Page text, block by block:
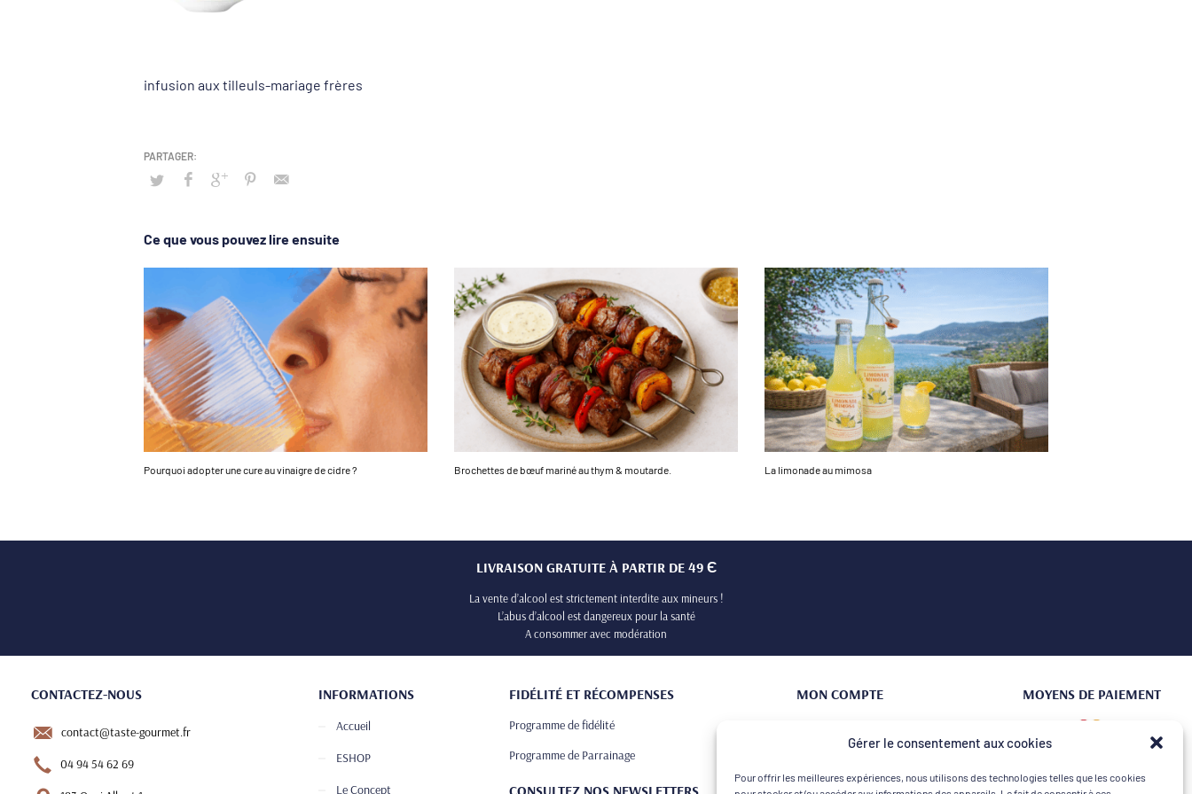
Gérer le consentement aux cookies
Pour offrir les meilleures expériences, nous utilisons des technologies telles que les cookies
infusion aux tilleuls-mariage frères
Ce que vous pouvez lire ensuite
Pourquoi adopter une cure au vinaigre de cidre ? Brochettes de bœuf mariné au thym & moutarde. La limonade au mimosa
LIVRAISON GRATUITE À PARTIR DE 49 Є
La vente d’alcool est strictement interdite aux mineurs !
L’abus d’alcool est dangereux pour la santé
A consommer avec modération
CONTACTEZ-NOUS
contact@taste-gourmet.fr
04 94 54 62 69
INFORMATIONS
Accueil
ESHOP
Le Concept
FIDÉLITÉ ET RÉCOMPENSES
Programme de fidélité
Programme de Parrainage
CONSULTEZ NOS NEWSLETTERS
MON COMPTE
Mon Panier
MOYENS DE PAIEMENT